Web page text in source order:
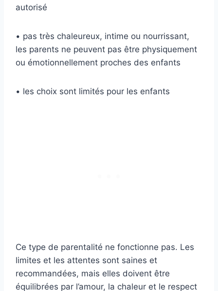
autorisé
• pas très chaleureux, intime ou nourrissant,
les parents ne peuvent pas être physiquement
ou émotionnellement proches des enfants
• les choix sont limités pour les enfants
Ce type de parentalité ne fonctionne pas. Les
limites et les attentes sont saines et
recommandées, mais elles doivent être
équilibrées par l’amour, la chaleur et le respect